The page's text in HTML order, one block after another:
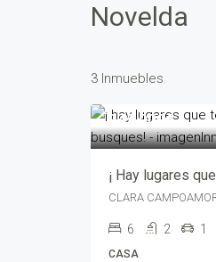
Novelda
3 Inmuebles
345,000€
CLARA
6 2 1
CASA